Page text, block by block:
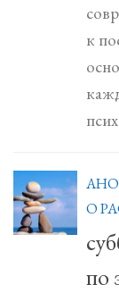
к
О
по